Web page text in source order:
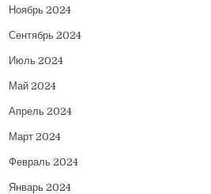
Ноябрь 2024
Сентябрь 2024
Июль 2024
Май 2024
Апрель 2024
Март 2024
Февраль 2024
Январь 2024